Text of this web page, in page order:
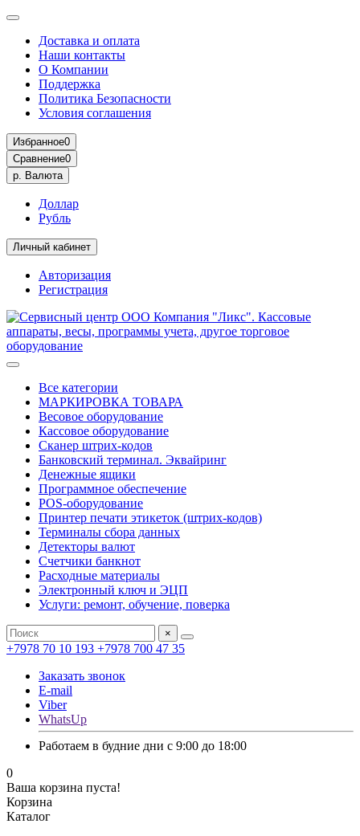
Доставка и оплата
Наши контакты
О Компании
Поддержка
Политика Безопасности
Условия соглашения
Избранное0
Сравнение0
р. Валюта
Доллар
Рубль
Личный кабинет
Авторизация
Регистрация
Все категории
МАРКИРОВКА ТОВАРА
Весовое оборудование
Кассовое оборудование
Сканер штрих-кодов
Банковский терминал. Эквайринг
Денежные ящики
Программное обеспечение
POS-оборудование
Принтер печати этикеток (штрих-кодов)
Терминалы сбора данных
Детекторы валют
Счетчики банкнот
Расходные материалы
Электронный ключ и ЭЦП
Услуги: ремонт, обучение, поверка
×
+7978 70 10 193 +7978 700 47 35
Заказать звонок
E-mail
Viber
WhatsUp
Работаем в будние дни с 9:00 до 18:00
0
Ваша корзина пуста!
Корзина
Каталог